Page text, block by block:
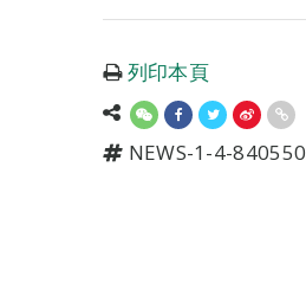
列印本頁
NEWS-1-4-840550